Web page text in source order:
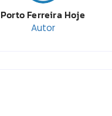
Porto Ferreira Hoje
Autor